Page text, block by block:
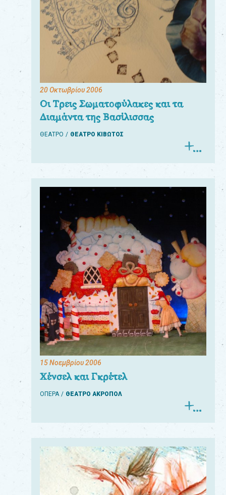
20 Οκτωβρίου 2006
Οι Τρεις Σωματοφύλακες και τα
Διαμάντα της Βασίλισσας
ΘΕΑΤΡΟ ΘΕΑΤΡΟ ΚΙΒΩΤΟΣ
15 Νοεμβρίου 2006
Χένσελ και Γκρέτελ
ΟΠΕΡΑ ΘΕΑΤΡΟ ΑΚΡΟΠΟΛ